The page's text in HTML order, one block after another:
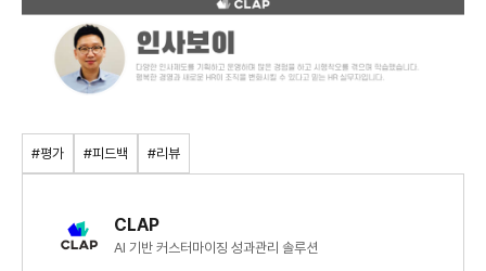
#평가 #피드백 #리뷰
CLAP
AI 기반 커스터마이징 성과관리 솔루션